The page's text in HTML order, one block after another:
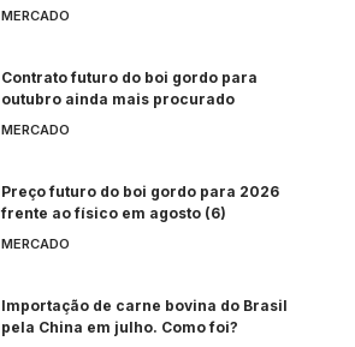
MERCADO
Contrato futuro do boi gordo para
outubro ainda mais procurado
MERCADO
Preço futuro do boi gordo para 2026
frente ao físico em agosto (6)
MERCADO
Importação de carne bovina do Brasil
pela China em julho. Como foi?